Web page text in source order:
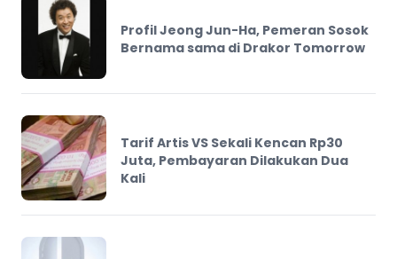
Profil Jeong Jun-Ha, Pemeran Sosok
Bernama sama di Drakor Tomorrow
Tarif Artis VS Sekali Kencan Rp30
Juta, Pembayaran Dilakukan Dua
Kali